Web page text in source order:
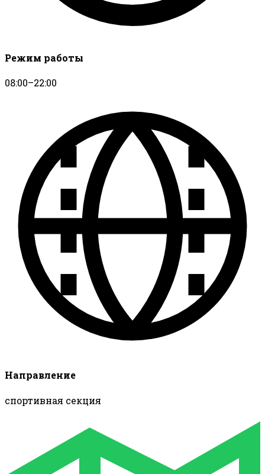
Режим работы
08:00–22:00
Направление
спортивная секция